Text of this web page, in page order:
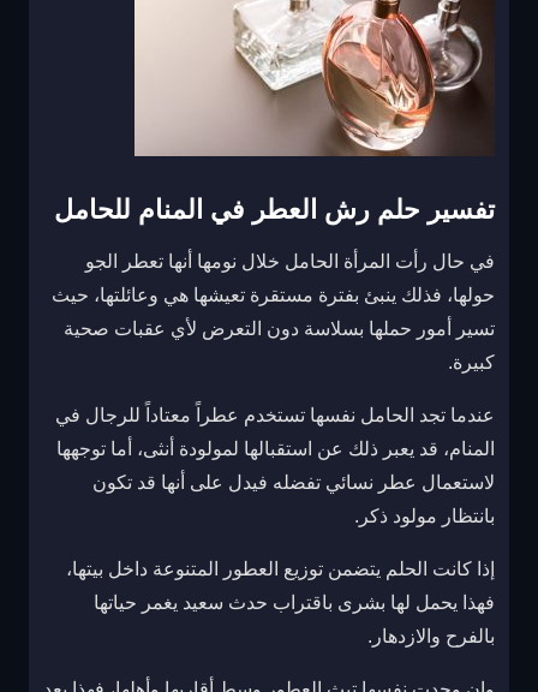
تفسير حلم رش العطر في المنام للحامل
في حال رأت المرأة الحامل خلال نومها أنها تعطر الجو
حولها، فذلك ينبئ بفترة مستقرة تعيشها هي وعائلتها، حيث
تسير أمور حملها بسلاسة دون التعرض لأي عقبات صحية
كبيرة.
عندما تجد الحامل نفسها تستخدم عطراً معتاداً للرجال في
المنام، قد يعبر ذلك عن استقبالها لمولودة أنثى، أما توجهها
لاستعمال عطر نسائي تفضله فيدل على أنها قد تكون
بانتظار مولود ذكر.
إذا كانت الحلم يتضمن توزيع العطور المتنوعة داخل بيتها،
فهذا يحمل لها بشرى باقتراب حدث سعيد يغمر حياتها
بالفرح والازدهار.